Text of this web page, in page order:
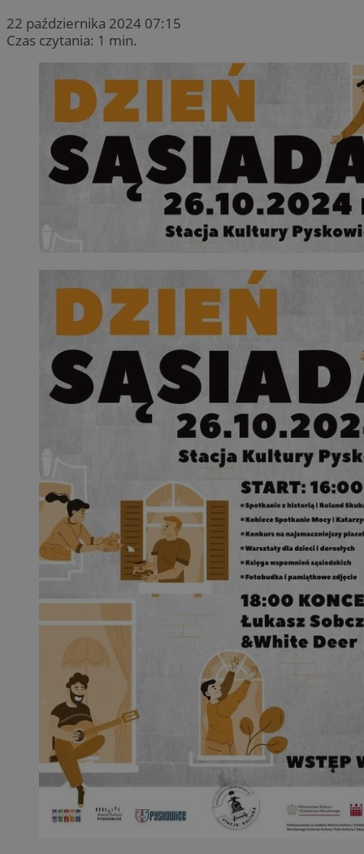
22 października 2024 07:15
Czas czytania: 1 min.